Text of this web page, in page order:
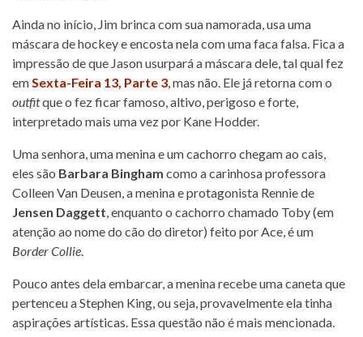
Ainda no início, Jim brinca com sua namorada, usa uma
máscara de hockey e encosta nela com uma faca falsa. Fica a
impressão de que Jason usurpará a máscara dele, tal qual fez
emSexta-Feira 13, Parte 3, mas não. Ele já retorna com o
outfitque o fez ficar famoso, altivo, perigoso e forte,
interpretado mais uma vez por Kane Hodder.
Uma senhora, uma menina e um cachorro chegam ao cais,
eles são Barbara Bingham como a carinhosa professora
Colleen Van Deusen, a menina e protagonista Rennie de
Jensen Daggett, enquanto o cachorro chamado Toby (em
atenção ao nome do cão do diretor) feito por Ace, é um
Border Collie.
Pouco antes dela embarcar, a menina recebe uma caneta que
pertenceu a Stephen King, ou seja, provavelmente ela tinha
aspirações artísticas. Essa questão não é mais mencionada.